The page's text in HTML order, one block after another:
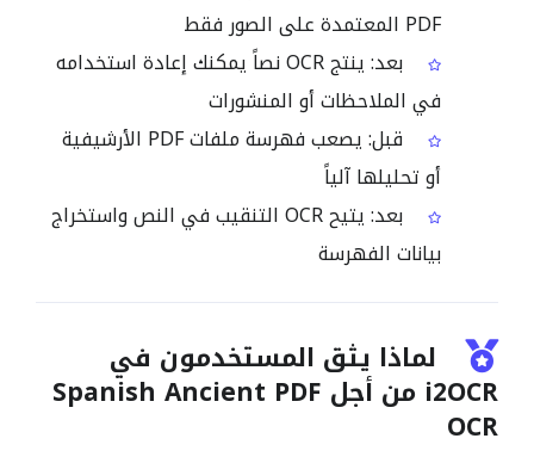
PDF المعتمدة على الصور فقط
بعد: ينتج OCR نصاً يمكنك إعادة استخدامه
في الملاحظات أو المنشورات
قبل: يصعب فهرسة ملفات PDF الأرشيفية
أو تحليلها آلياً
بعد: يتيح OCR التنقيب في النص واستخراج
بيانات الفهرسة
لماذا يثق المستخدمون في
i2OCR من أجل Spanish Ancient PDF
OCR